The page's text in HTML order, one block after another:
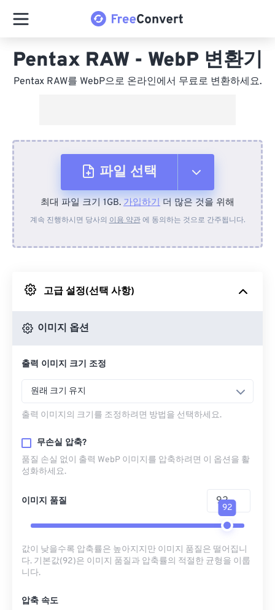
Pentax RAW - WebP 변환기
Pentax RAW를 WebP으로 온라인에서 무료로 변환하세요.
파일 선택
장치에서
Google 드라이브에서
최대 파일 크기 1GB. 가입하기 더 많은 것을 위해
계속 진행하시면 당사의 이용 약관에 동의하는 것으로 간주됩니다.
고급 설정(선택 사항)
이미지 옵션
출력 이미지 크기 조정
원래 크기 유지
출력 이미지의 크기를 조정하려면 방법을 선택하세요.
무손실 압축?
품질 손실 없이 출력 WebP 이미지를 압축하려면 이 옵션을 활
성화하세요.
이미지 품질
92
값이 낮을수록 압축률은 높아지지만 이미지 품질은 떨어집니
다. 기본값(92)은 이미지 품질과 압축률의 적절한 균형을 이룹
니다.
압축 속도